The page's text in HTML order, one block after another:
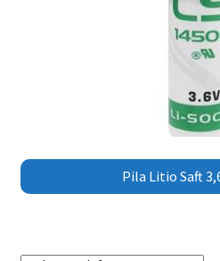
Pila Litio Saft